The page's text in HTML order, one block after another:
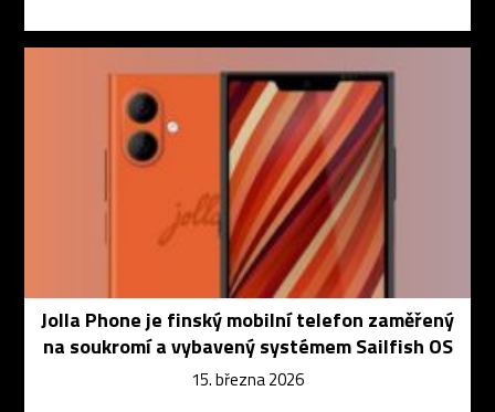
Jolla Phone je finský mobilní telefon zaměřený
na soukromí a vybavený systémem Sailfish OS
15. března 2026